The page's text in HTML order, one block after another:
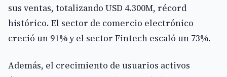
sus ventas, totalizando USD 4.300M, récord
histórico. El sector de comercio electrónico
creció un 91% y el sector Fintech escaló un 73%.
Además, el crecimiento de usuarios activos